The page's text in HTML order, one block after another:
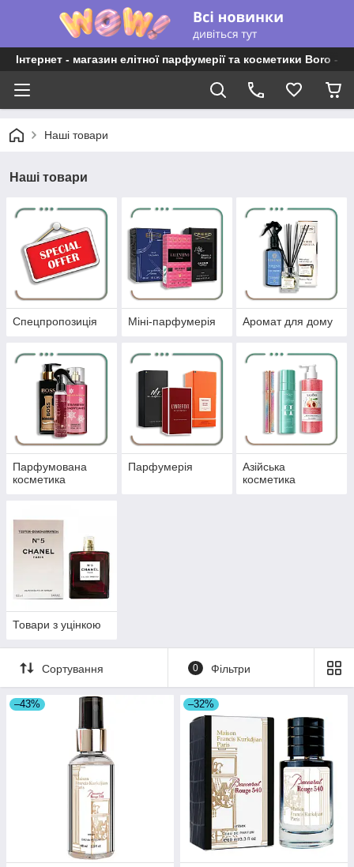
Інтернет - магазин елітної парфумерії та косметики Boro -
Наші товари
Наші товари
Спецпропозиція Міні-парфумерія Аромат для дому
Парфумована
косметика
Парфумерія
Азійська
косметика
Товари з уцінкою
Сортування 0 Фільтри
–43% –32%